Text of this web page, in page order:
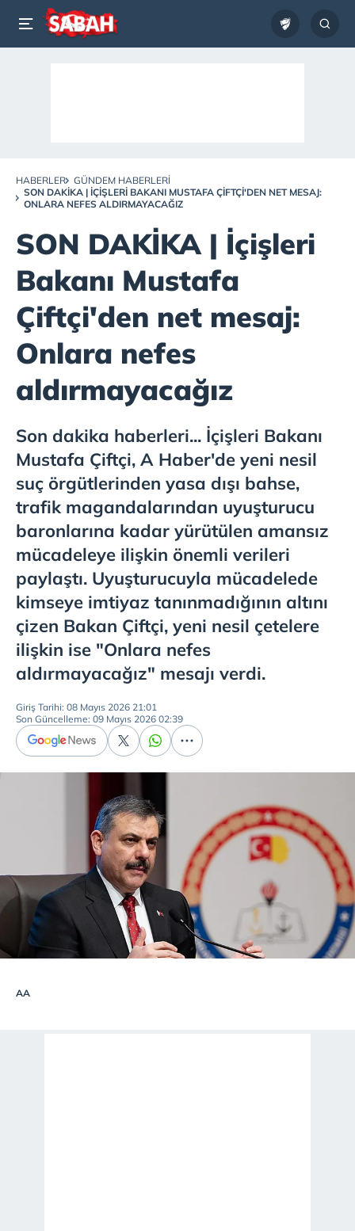
HABERLER
GÜNDEM HABERLERI
SON DAKİKA | İÇIŞLERI BAKANI MUSTAFA ÇIFTÇI'DEN NET MESAJ:
ONLARA NEFES ALDIRMAYACAĞIZ
SON DAKİKA | İçişleri
Bakanı Mustafa
Çiftçi'den net mesaj:
Onlara nefes
aldırmayacağız
Son dakika haberleri... İçişleri Bakanı
Mustafa Çiftçi, A Haber'de yeni nesil
suç örgütlerinden yasa dışı bahse,
trafik magandalarından uyuşturucu
baronlarına kadar yürütülen amansız
mücadeleye ilişkin önemli verileri
paylaştı. Uyuşturucuyla mücadelede
kimseye imtiyaz tanınmadığının altını
çizen Bakan Çiftçi, yeni nesil çetelere
ilişkin ise "Onlara nefes
aldırmayacağız" mesajı verdi.
Giriş Tarihi: 08 Mayıs 2026 21:01
Son Güncelleme: 09 Mayıs 2026 02:39
AA